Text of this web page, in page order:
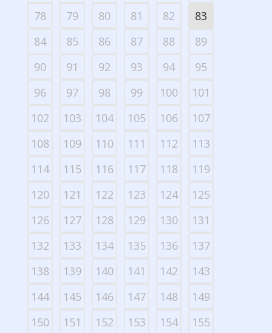
78
79 80 81 82
83
84
85 86 87 88
89
90
91 92 93 94
95
96
97 98 99 100
101
102
103 104 105 106
107
108
109 110 111 112
113
114
115 116 117 118
119
120
121 122 123 124
125
126
127 128 129 130
131
132
133 134 135 136
137
138
139 140 141 142
143
144
145 146 147 148
149
150
151 152 153 154
155